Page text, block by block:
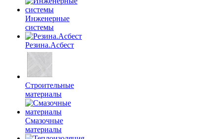
Инженерные
системы
Резина.Асбест
Строительные
материалы
Смазочные
материалы